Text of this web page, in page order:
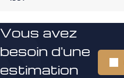
Vous avez
besoin d'une
estimation